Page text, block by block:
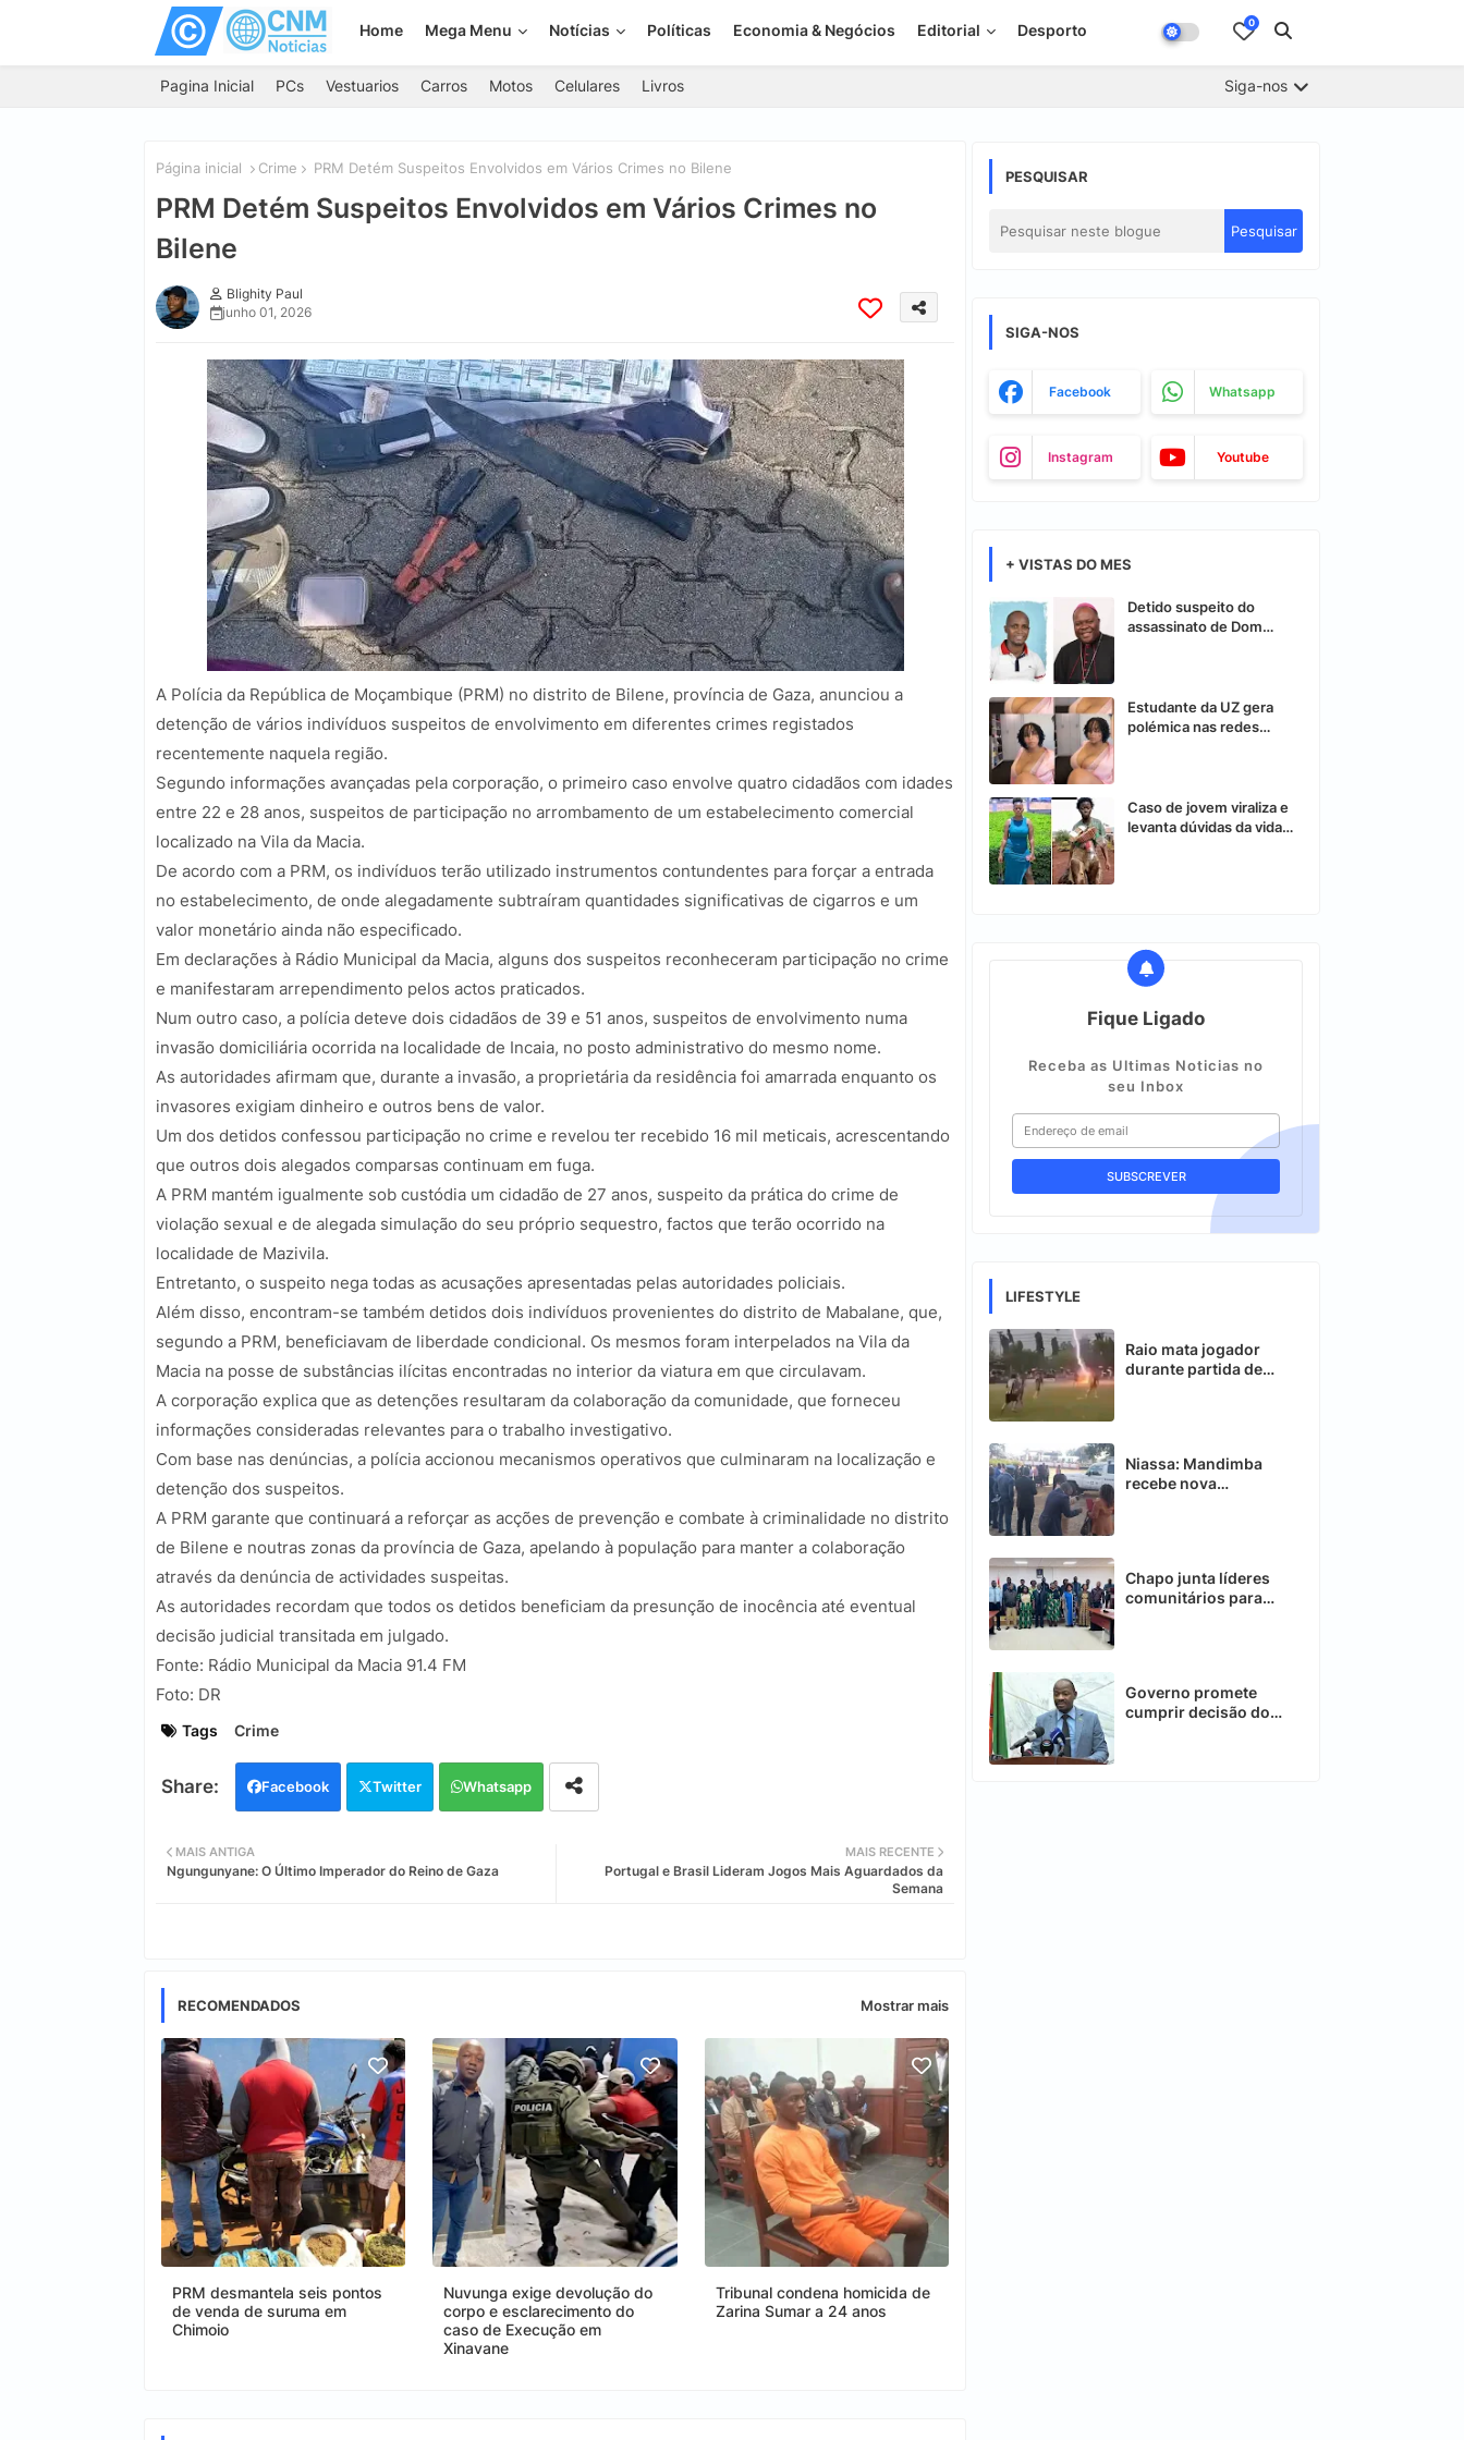
Home Mega Menu Notícias Políticas Economia & Negócios Editorial Desporto 0
Pagina Inicial PCs Vestuarios Carros Motos Celulares Livros Siga-nos
Página inicial Crime PRM Detém Suspeitos Envolvidos em Vários Crimes no Bilene
PRM Detém Suspeitos Envolvidos em Vários Crimes no
Bilene
Blighity Paul
junho 01, 2026
A Polícia da República de Moçambique (PRM) no distrito de Bilene, província de Gaza, anunciou a
detenção de vários indivíduos suspeitos de envolvimento em diferentes crimes registados
recentemente naquela região.
Segundo informações avançadas pela corporação, o primeiro caso envolve quatro cidadãos com idades
entre 22 e 28 anos, suspeitos de participação no arrombamento de um estabelecimento comercial
localizado na Vila da Macia.
De acordo com a PRM, os indivíduos terão utilizado instrumentos contundentes para forçar a entrada
no estabelecimento, de onde alegadamente subtraíram quantidades significativas de cigarros e um
valor monetário ainda não especificado.
Em declarações à Rádio Municipal da Macia, alguns dos suspeitos reconheceram participação no crime
e manifestaram arrependimento pelos actos praticados.
Num outro caso, a polícia deteve dois cidadãos de 39 e 51 anos, suspeitos de envolvimento numa
invasão domiciliária ocorrida na localidade de Incaia, no posto administrativo do mesmo nome.
As autoridades afirmam que, durante a invasão, a proprietária da residência foi amarrada enquanto os
invasores exigiam dinheiro e outros bens de valor.
Um dos detidos confessou participação no crime e revelou ter recebido 16 mil meticais, acrescentando
que outros dois alegados comparsas continuam em fuga.
A PRM mantém igualmente sob custódia um cidadão de 27 anos, suspeito da prática do crime de
violação sexual e de alegada simulação do seu próprio sequestro, factos que terão ocorrido na
localidade de Mazivila.
Entretanto, o suspeito nega todas as acusações apresentadas pelas autoridades policiais.
Além disso, encontram-se também detidos dois indivíduos provenientes do distrito de Mabalane, que,
segundo a PRM, beneficiavam de liberdade condicional. Os mesmos foram interpelados na Vila da
Macia na posse de substâncias ilícitas encontradas no interior da viatura em que circulavam.
A corporação explica que as detenções resultaram da colaboração da comunidade, que forneceu
informações consideradas relevantes para o trabalho investigativo.
Com base nas denúncias, a polícia accionou mecanismos operativos que culminaram na localização e
detenção dos suspeitos.
A PRM garante que continuará a reforçar as acções de prevenção e combate à criminalidade no distrito
de Bilene e noutras zonas da província de Gaza, apelando à população para manter a colaboração
através da denúncia de actividades suspeitas.
As autoridades recordam que todos os detidos beneficiam da presunção de inocência até eventual
decisão judicial transitada em julgado.
Fonte: Rádio Municipal da Macia 91.4 FM
Foto: DR
Tags Crime
Facebook Twitter Whatsapp
MAIS RECENTE
Portugal e Brasil Lideram Jogos Mais Aguardados da
Semana
MAIS ANTIGA
Ngungunyane: O Último Imperador do Reino de Gaza
RECOMENDADOS Mostrar mais
PRM desmantela seis pontos
de venda de suruma em
Chimoio
Nuvunga exige devolução do
corpo e esclarecimento do
caso de Execução em
Xinavane
Tribunal condena homicida de
Zarina Sumar a 24 anos
PESQUISAR
SIGA-NOS
Facebook Whatsapp
Instagram Youtube
+ VISTAS DO MES
Detido suspeito do
assassinato de Dom
Estudante da UZ gera
polémica nas redes
Caso de jovem viraliza e
levanta dúvidas da vida
Fique Ligado
Receba as Ultimas Noticias no
seu Inbox
LIFESTYLE
Raio mata jogador
durante partida de
Niassa: Mandimba
recebe nova
Chapo junta líderes
comunitários para
Governo promete
cumprir decisão do